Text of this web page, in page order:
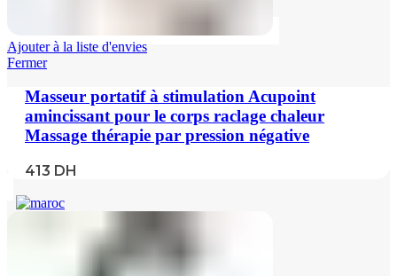
Ajouter à la liste d'envies
Fermer
Masseur portatif à stimulation Acupoint
amincissant pour le corps raclage chaleur
Massage thérapie par pression négative
413 DH